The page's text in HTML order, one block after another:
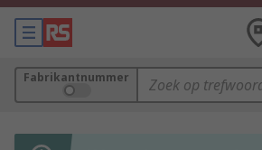
Fabrikantnummer